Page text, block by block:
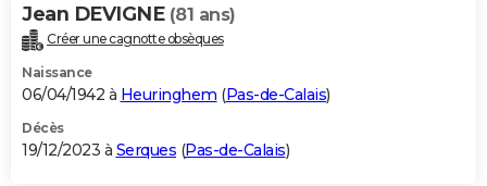
Jean DEVIGNE (81 ans)
Créer une cagnotte obsèques
Naissance
06/04/1942 à Heuringhem (Pas-de-Calais)
Décès
19/12/2023 à Serques (Pas-de-Calais)